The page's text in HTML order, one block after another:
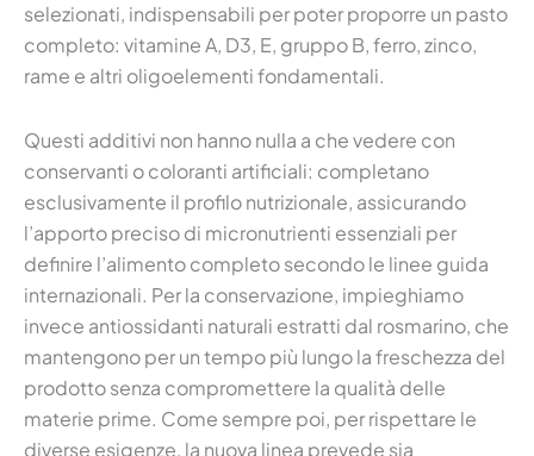
selezionati, indispensabili per poter proporre un pasto
completo: vitamine A, D3, E, gruppo B, ferro, zinco,
rame e altri oligoelementi fondamentali.
Questi additivi non hanno nulla a che vedere con
conservanti o coloranti artificiali: completano
esclusivamente il profilo nutrizionale, assicurando
l’apporto preciso di micronutrienti essenziali per
definire l’alimento completo secondo le linee guida
internazionali. Per la conservazione, impieghiamo
invece antiossidanti naturali estratti dal rosmarino, che
mantengono per un tempo più lungo la freschezza del
prodotto senza compromettere la qualità delle
materie prime. Come sempre poi, per rispettare le
diverse esigenze, la nuova linea prevede sia